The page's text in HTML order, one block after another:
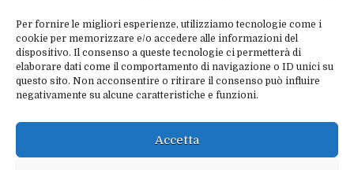
Per fornire le migliori esperienze, utilizziamo tecnologie come i
cookie per memorizzare e/o accedere alle informazioni del
dispositivo. Il consenso a queste tecnologie ci permetterà di
elaborare dati come il comportamento di navigazione o ID unici su
questo sito. Non acconsentire o ritirare il consenso può influire
negativamente su alcune caratteristiche e funzioni.
Accetta